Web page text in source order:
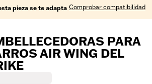
pieza se te adapta Comprobar compatibilidad
PARA
AIR WING DEL